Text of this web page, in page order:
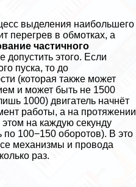
выделения наибольшего
перегрев в обмотках, а
частичного
допустить этого. Если
пуска, то до
(которая также может
и может быть не 1500
1000) двигатель начнёт
работы, а на протяжении
на каждую секунду
по 100−150 оборотов). В это
механизмы и провода
раз.